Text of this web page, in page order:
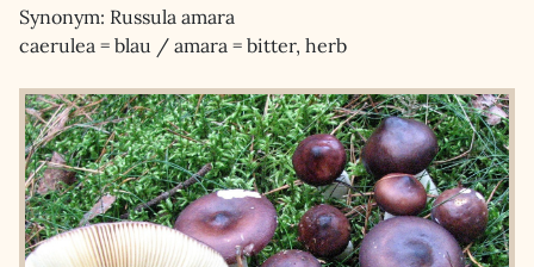
Synonym: Russula amara
caerulea = blau / amara = bitter, herb